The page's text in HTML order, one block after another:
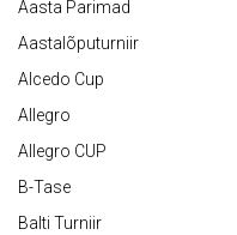
Aasta Parimad
Aastalõputurniir
Alcedo Cup
Allegro
Allegro CUP
B-Tase
Balti Turniir